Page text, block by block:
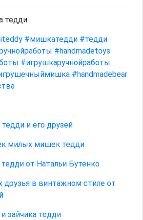
тедди
#мишкатедди #тедди
#handmadetoys
#игрушкаручнойработы
#handmadebear
и его друзей
милых мишек тедди
от Натальи Бутенко
друзья в винтажном стиле от
зайчика тедди